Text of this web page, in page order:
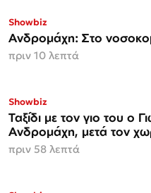
Showbiz
Ανδρομάχη: Στο
πριν 10 λεπτά
Showbiz
Ταξίδι με τον γιο του ο
Ανδρομάχη, μετά τον
πριν 58 λεπτά